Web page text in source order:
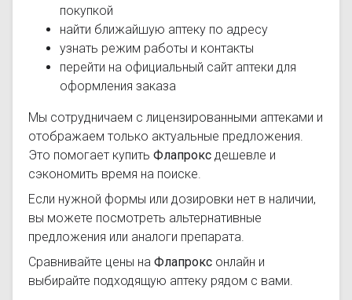
покупкой
найти ближайшую аптеку по адресу
узнать режим работы и контакты
перейти на официальный сайт аптеки для
оформления заказа
Мы сотрудничаем с лицензированными аптеками и
отображаем только актуальные предложения.
Это помогает купить Флапрокс дешевле и
сэкономить время на поиске.
Если нужной формы или дозировки нет в наличии,
вы можете посмотреть альтернативные
предложения или аналоги препарата.
Сравнивайте цены на Флапрокс онлайн и
выбирайте подходящую аптеку рядом с вами.